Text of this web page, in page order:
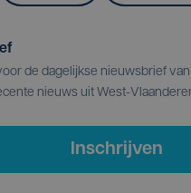
de dagelijkse nieuwsbrief
nieuws uit West-
Inschrijven